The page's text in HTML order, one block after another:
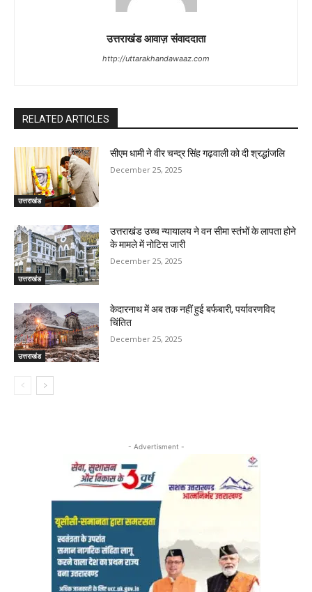
उत्तराखंड आवाज़ संवाददाता
http://uttarakhandawaaz.com
RELATED ARTICLES
उत्तराखंड
सीएम धामी ने वीर चन्द्र सिंह गढ़वाली को दी श्रद्धांजलि
December 25, 2025
उत्तराखंड
उत्तराखंड उच्च न्यायालय ने वन सीमा स्तंभों के लापता होने
के मामले में नोटिस जारी
December 25, 2025
उत्तराखंड
केदारनाथ में अब तक नहीं हुई बर्फबारी, पर्यावरणविद
चिंतित
December 25, 2025
- Advertisment -